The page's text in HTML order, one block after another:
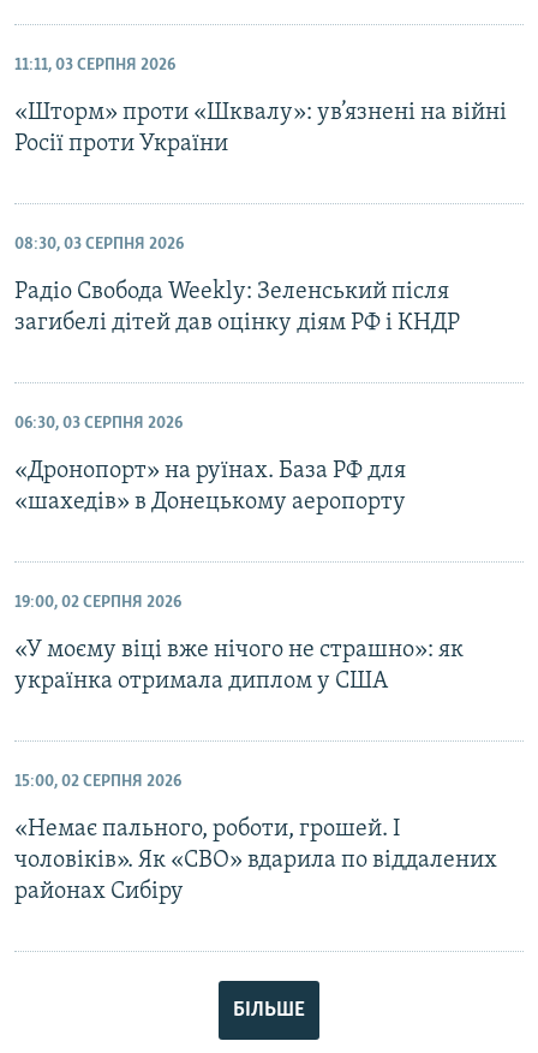
11:11, 03 СЕРПНЯ 2026
«Шторм» проти «Шквалу»: ув’язнені на війні
Росії проти України
08:30, 03 СЕРПНЯ 2026
Радіо Свобода Weekly: Зеленський після
загибелі дітей дав оцінку діям РФ і КНДР
06:30, 03 СЕРПНЯ 2026
«Дронопорт» на руїнах. База РФ для
«шахедів» в Донецькому аеропорту
19:00, 02 СЕРПНЯ 2026
«У моєму віці вже нічого не страшно»: як
українка отримала диплом у США
15:00, 02 СЕРПНЯ 2026
«Немає пального, роботи, грошей. І
чоловіків». Як «СВО» вдарила по віддалених
районах Сибіру
БІЛЬШЕ